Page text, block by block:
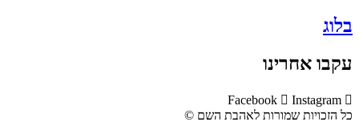
בלוג
עקבו אחרינו
Facebook
Instagram
כל הזכויות שמורות לאהבת השם ©​